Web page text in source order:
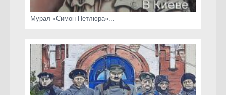
Мурал «Симон Петлюра»...